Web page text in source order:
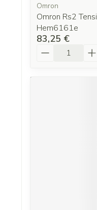
Omron
Omron Rs2
Hem6161e
83,25 €
Quantité